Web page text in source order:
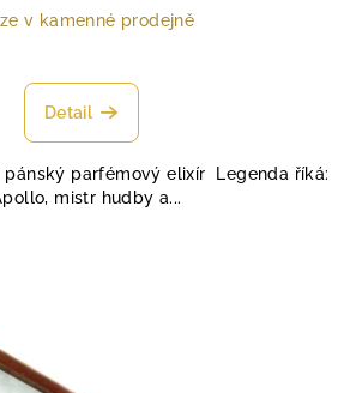
cena:v kamenné prodejně
Detail
pánský parfémový elixír Legenda říká:
mistr hudby a...